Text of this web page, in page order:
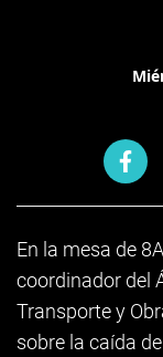
En la mesa de
coordinador del
Transporte y
sobre la caída